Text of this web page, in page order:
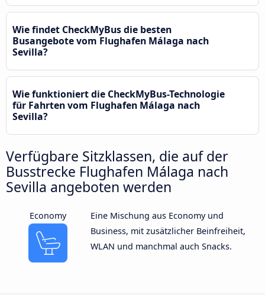
Wie findet CheckMyBus die besten
Busangebote vom Flughafen Málaga nach
Sevilla?
Wie funktioniert die CheckMyBus-Technologie
für Fahrten vom Flughafen Málaga nach
Sevilla?
Verfügbare Sitzklassen, die auf der
Busstrecke Flughafen Málaga nach
Sevilla angeboten werden
Economy
Eine Mischung aus Economy und
Business, mit zusätzlicher Beinfreiheit,
WLAN und manchmal auch Snacks.